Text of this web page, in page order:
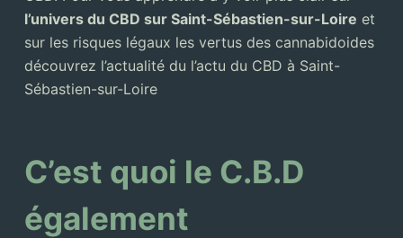
l’univers du CBD sur Saint-Sébastien-sur-Loire et
sur les risques légaux les vertus des cannabidoides
découvrez l’actualité du l’actu du CBD à Saint-
Sébastien-sur-Loire
C’est quoi le C.B.D
également